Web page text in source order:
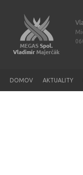
DOMOV AKTUALITY